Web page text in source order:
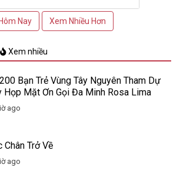
Hôm Nay Xem Nhiều Hơn
Xem nhiều
Bạn Trẻ Vùng Tây Nguyên Tham Dự
Họp Mặt Ơn Gọi Đa Minh Rosa Lima
ago
Chân Trở Về
ago